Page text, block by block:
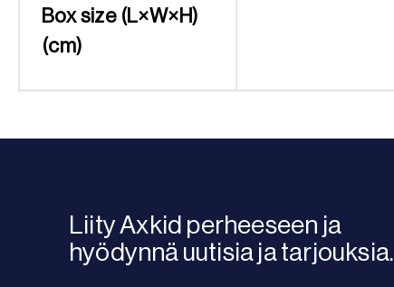
Box size (L×W×H)
(cm)
Liity Axkid perheeseen ja
hyödynnä uutisia ja tarjouksia.